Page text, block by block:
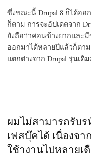
ซึ่งขณะนี้ Drupal 8 ก็ได้ออ
ก็ตาม การจะอัปเดตจาก
ยังถือว่าค่อนข้างยากและ
ออกมาได้หลายปีแล้วก็ตาม
แตกต่างจาก Drupal รุ่นเดิ
about ขณะนี้ Drupal
ผมไม่สามารถรับร
เฟสบุ๊คได้ เนื่องจ
ใช้างานไปหลายเ